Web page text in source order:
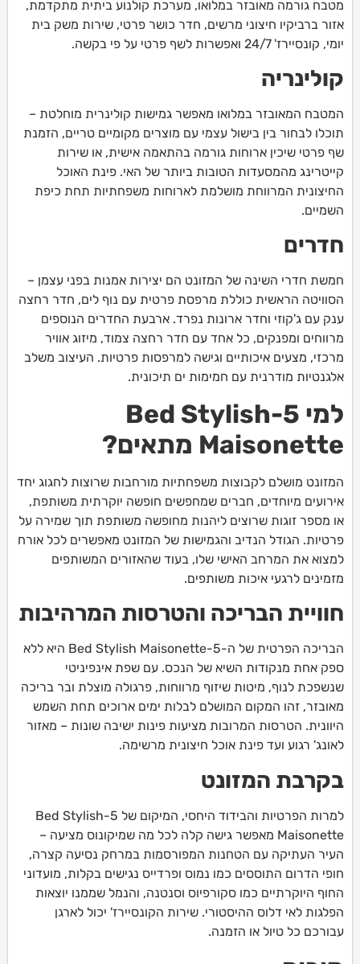
מטבח גורמה מאובזר במלואו, מערכת קולנוע ביתית מתקדמת,
אזור ברביקיו חיצוני מרשים, חדר כושר פרטי, שירות משק בית
יומי, קונסיירז' 24/7 ואפשרות לשף פרטי על פי בקשה.
קולינריה
המטבח המאובזר במלואו מאפשר גמישות קולינרית מוחלטת –
תוכלו לבחור בין בישול עצמי עם מוצרים מקומיים טריים, הזמנת
שף פרטי שיכין ארוחות גורמה בהתאמה אישית, או שירות
קייטרינג מהמסעדות הטובות ביותר של האי. פינת האוכל
החיצונית המרווחת מושלמת לארוחות משפחתיות תחת כיפת
השמיים.
חדרים
חמשת חדרי השינה של המזונט הם יצירות אמנות בפני עצמן –
הסוויטה הראשית כוללת מרפסת פרטית עם נוף לים, חדר רחצה
ענק עם ג'קוזי וחדר ארונות נפרד. ארבעת החדרים הנוספים
מרווחים ומפנקים, כל אחד עם חדר רחצה צמוד, מיזוג אוויר
מרכזי, מצעים איכותיים וגישה למרפסות פרטיות. העיצוב משלב
אלגנטיות מודרנית עם חמימות ים תיכונית.
למי 5-Bed Stylish
Maisonette מתאים?
המזונט מושלם לקבוצות משפחתיות מורחבות שרוצות לחגוג יחד
אירועים מיוחדים, חברים שמחפשים חופשה יוקרתית משותפת,
או מספר זוגות שרוצים ליהנות מחופשה משותפת תוך שמירה על
פרטיות. הגודל הנדיב והגמישות של המזונט מאפשרים לכל אורח
למצוא את המרחב האישי שלו, בעוד שהאזורים המשותפים
מזמינים לרגעי איכות משותפים.
חוויית הבריכה והטרסות המרהיבות
הבריכה הפרטית של ה-5-Bed Stylish Maisonette היא ללא
ספק אחת מנקודות השיא של הנכס. עם שפת אינפיניטי
שנשפכת לנוף, מיטות שיזוף מרווחות, פרגולה מוצלת ובר בריכה
מאובזר, זהו המקום המושלם לבלות ימים ארוכים תחת השמש
היוונית. הטרסות המרובות מציעות פינות ישיבה שונות – מאזור
לאונג' רגוע ועד פינת אוכל חיצונית מרשימה.
בקרבת המזונט
למרות הפרטיות והבידוד היחסי, המיקום של 5-Bed Stylish
Maisonette מאפשר גישה קלה לכל מה שמיקונוס מציעה –
העיר העתיקה עם הטחנות המפורסמות במרחק נסיעה קצרה,
חופי הדרום התוססים כמו נמוס ופרדייס נגישים בקלות, מועדוני
החוף היוקרתיים כמו סקורפיוס וסנטנה, והנמל שממנו יוצאות
הפלגות לאי דלוס ההיסטורי. שירות הקונסיירז' יכול לארגן
עבורכם כל טיול או הזמנה.